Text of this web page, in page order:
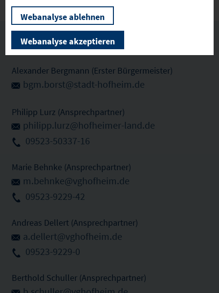
Ansprechpartner vor Ort
Alexander Bergmann (Erster Bürgermeister)
bgm.borst@stadt-hofheim.de
Philipp Lurz (Ansprechpartner)
philipp.lurz@hofheimer-land.de
09523-50337-16
Marie Behnke (Ansprechpartner)
m.behnke@vghofheim.de
09523-9229-42
Andreas Dellert (Ansprechpartner)
a.dellert@vghofheim.de
09523-9229-0
Berthold Schuller (Ansprechpartner)
Webanalyse ablehnen
Webanalyse akzeptieren